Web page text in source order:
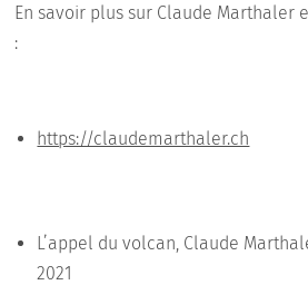
En savoir plus sur Claude Marthaler
:
https://claudemarthaler.ch
L’appel du volcan, Claude
2021